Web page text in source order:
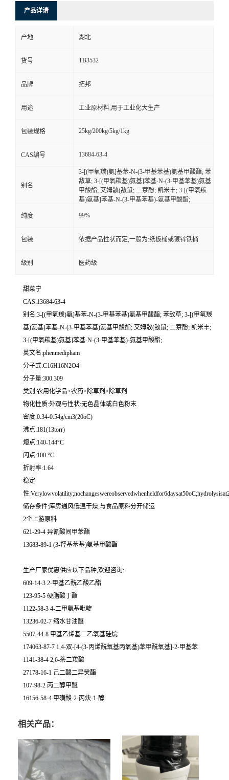
产品详请
产地 湖北
货号 TB3532
品牌 拓邦
用途 工业原材料,用于工业化大生产
包装规格 25kg/200kg/5kg/1kg
CAS编号 13684-63-4
别名
3-[(甲氧羰)氨]基苯-N-(3-甲基苯基)氨基甲酸酯; 苯
敌草; 3-[(甲氧羰基)氨基]苯基-N-(3-甲基苯基)氨基
甲酸酯; 艾姆散(敌鼠; 二萘酚; 凯米丰; 3-[(甲氧羰
基)氨基]苯基-N-(3-甲基苯基)-氨基甲酸酯;
纯度 99%
包装 依据产品性状而定,一般为:纸板桶或镀锌铁桶
级别 医药级
甜菜宁
CAS:13684-63-4
别名:3-[(甲氧羰)氨]基苯-N-(3-甲基苯基)氨基甲酸酯; 苯敌草; 3-[(甲氧羰
基)氨基]苯基-N-(3-甲基苯基)氨基甲酸酯; 艾姆散(敌鼠; 二萘酚; 凯米丰;
3-[(甲氧羰基)氨基]苯基-N-(3-甲基苯基)-氨基甲酸酯;
英文名:phenmedipham
分子式:C16H16N2O4
分子量:300.309
类别:农用化学品>农药>除草剂>除草剂
物化性质:外观与性状:无色晶体或白色粉末
密度:0.34-0.54g/cm3(20oC)
沸点:181(13torr)
熔点:140-144°C
闪点:100 °C
折射率:1.64
稳定
性
储存条件:库房通风低温干燥,与食品原料分开储运
2个上游原料
621-29-4 异氰酸间甲苯酯
13683-89-1 (3-羟基苯基)氨基甲酸酯
生产厂家优惠供应以下品种,欢迎咨询:
609-14-3 2-甲基乙酰乙酸乙酯
123-95-5 硬脂酸丁酯
1122-58-3 4-二甲氨基吡啶
13236-02-7 缩水甘油醚
5507-44-8 甲基乙烯基二乙氧基硅烷
174063-87-7 1,4-双-[4-(3-丙烯酰氧基丙氧基)苯甲酰氧基]-2-甲基苯
1141-38-4 2,6-萘二羧酸
27178-16-1 己二酸二异癸酯
107-98-2 丙二醇甲醚
16156-58-4 甲磺酸-2-丙炔-1-醇
相关产品：